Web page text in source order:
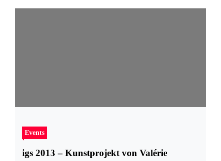
Events
igs 2013 – Kunstprojekt von Valérie